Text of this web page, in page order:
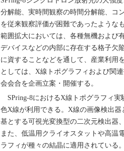
分解能、実時間観察の時間分解能、コ
を従来観察評価が困難であったような
範囲拡大においては、各種無機および
デバイスなどの内部に存在する格子欠
に資することなどを通して、産業利用
としては、X線トポグラフィおよび関
会会合を企画立案・開催する。
SPring-8におけるX線トポグラフィ実
色X線が利用できる。X線の画像検出
基とする可視光変換型の二次元検出器
また、低温用クライオスタットや高温
ラフィが種々の結晶に適用されている